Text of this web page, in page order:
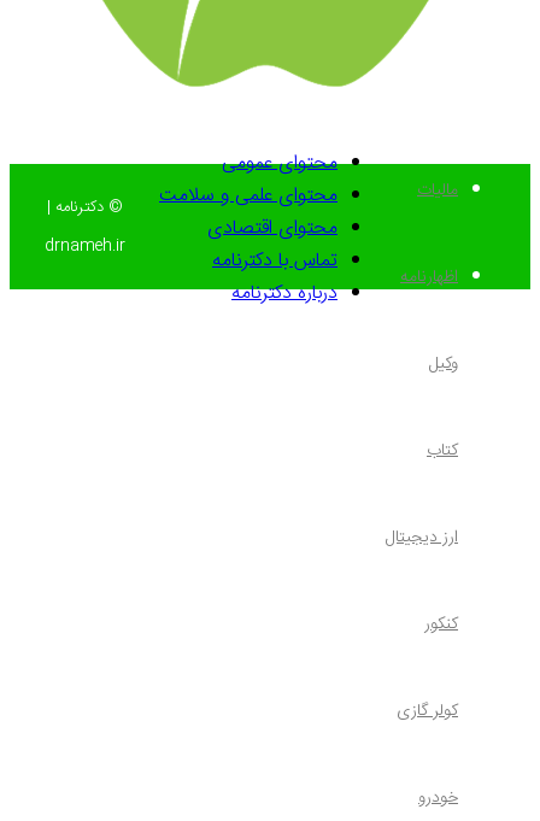
مالیات
اظهارنامه
وکیل
کتاب
ارز دیجیتال
کنکور
کولر گازی
خودرو
محتوای عمومی
محتوای علمی و سلامت
محتوای اقتصادی
تماس با دکترنامه
درباره دکترنامه
© دکترنامه |
drnameh.ir